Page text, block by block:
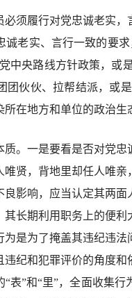
履行对党忠诚老实，
老实、言行一致的要
中央路线方针政策，
团伙伙、拉帮结派，或
在地方和单位的政治
一是要看是否对党忠
贤，背地里却任人唯
影响，应当认定其两
长期利用职务上的便
是为了掩盖其违纪违
纪和犯罪评价的角度
表”和“里”，全面收集